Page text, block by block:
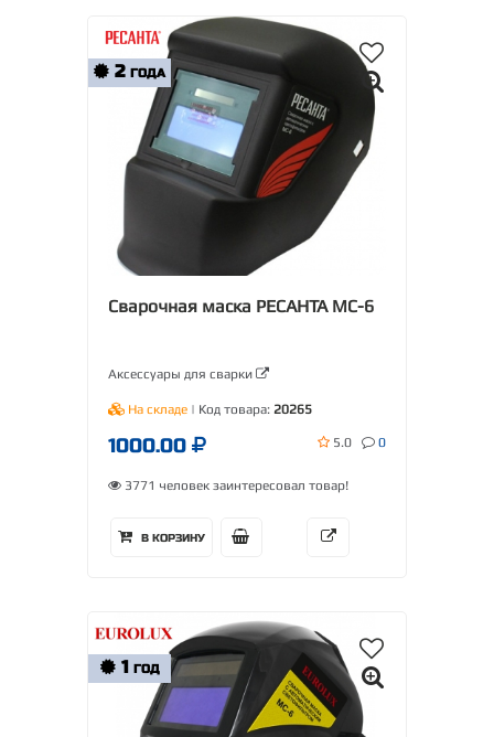
2 ГОДА
Сварочная маска РЕСАНТА МС-6
Аксессуары для сварки
На складе | Код товара: 20265
1000.00 5.0 0
3771 человек заинтересовал товар!
В КОРЗИНУ
1 ГОД